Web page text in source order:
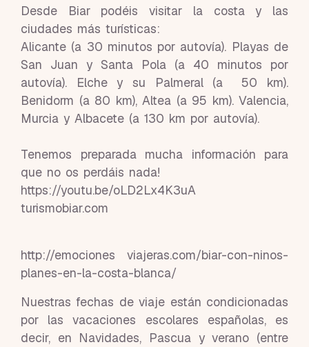
Desde Biar podéis visitar la costa y las
ciudades más turísticas:
Alicante (a 30 minutos por autovía). Playas de
San Juan y Santa Pola (a 40 minutos por
autovía). Elche y su Palmeral (a 50 km).
Benidorm (a 80 km), Altea (a 95 km). Valencia,
Murcia y Albacete (a 130 km por autovía).
Tenemos preparada mucha información para
que no os perdáis nada!
https://youtu.be/oLD2Lx4K3uA
turismobiar.com
http://emociones viajeras.com/biar-con-ninos-
planes-en-la-costa-blanca/
Nuestras fechas de viaje están condicionadas
por las vacaciones escolares españolas, es
decir, en Navidades, Pascua y verano (entre